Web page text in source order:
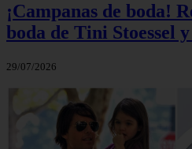
¡Campanas de boda!
boda de Tini Stoessel
29/07/2026